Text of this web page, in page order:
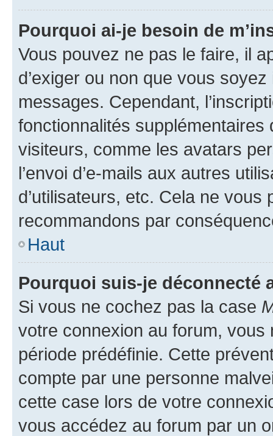
Pourquoi ai-je besoin de
Vous pouvez ne pas le faire, il
d’exiger ou non que vous
messages. Cependant,
fonctionnalités
visiteurs, comme les avatars
l’envoi d’e-mails aux autres
d’utilisateurs, etc. Cela ne vous
recommandons par
Haut
Pourquoi suis-je déconnecté
Si vous ne cochez pas la case
votre connexion au forum,
période prédéfinie. Cette
compte par une personne
cette case lors de votre
vous accédez au forum par un